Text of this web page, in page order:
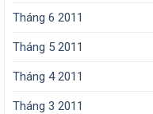
Tháng 6 2011
Tháng 5 2011
Tháng 4 2011
Tháng 3 2011